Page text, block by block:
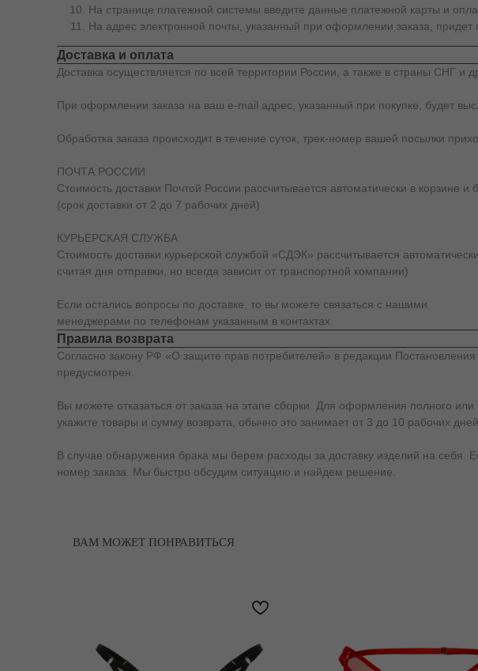
На странице платежной системы введите данные платежной карты и
На адрес электронной почты, указанный при оформлении заказа,
Доставка и оплата
Доставка осуществляется по всей территории России, а также в страны СНГ и
При оформлении заказа на ваш e-mail адрес, указанный при покупке, будет
Обработка заказа происходит в течение суток, трек-номер вашей посылки
ПОЧТА РОССИИ
Стоимость доставки Почтой России рассчитывается автоматически в корзине и
(срок доставки от 2 до 7 рабочих дней)
КУРЬЕРСКАЯ СЛУЖБА
Стоимость доставки курьерской службой «СДЭК» рассчитывается
считая дня отправки, но всегда зависит от транспортной компании)
Если остались вопросы по доставке, то вы можете связаться с нашими
менеджерами по телефонам указанным в контактах.
Правила возврата
Согласно закону РФ «О защите прав потребителей» в редакции
предусмотрен.
Вы можете отказаться от заказа на этапе сборки. Для оформления полного
укажите товары и сумму возврата, обычно это занимает от 3 до 10 рабочих дней.
В случае обнаружения брака мы берем расходы за доставку изделий на
номер заказа. Мы быстро обсудим ситуацию и найдем решение.
ВАМ МОЖЕТ ПОНРАВИТЬСЯ